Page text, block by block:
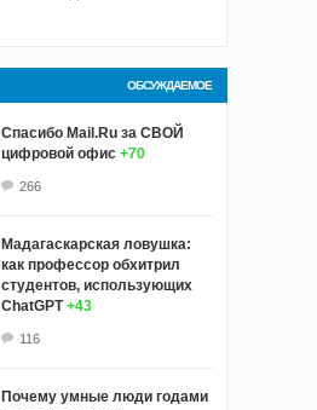
ОБСУЖДАЕМОЕ
Спасибо Mail.Ru за СВОЙ
цифровой офис +70
266
Мадагаскарская ловушка:
как профессор обхитрил
студентов, использующих
ChatGPT +43
116
Почему умные люди годами